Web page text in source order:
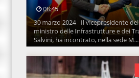
08:45
30 marzo 2024 - Il vicepresidente
ministro delle Infrastrutture e dei
Salvini, ha incontrato, nella sede M...